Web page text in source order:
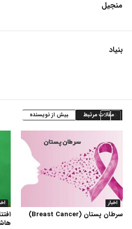
منجیل
بنیاد
مقالات مرتبط بیش از نویسنده
اخبار
سرطان پستان (Breast Cancer)